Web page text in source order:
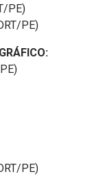
PE)
PE)
PE)